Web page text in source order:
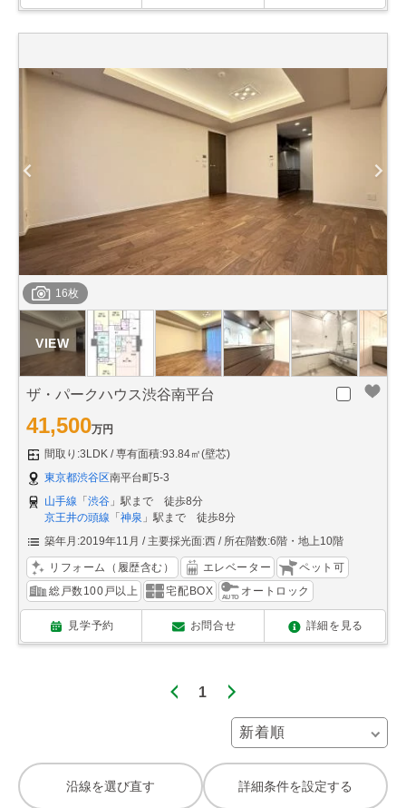
16枚
ザ・パークハウス渋谷南平台
41,500万円
間取り:3LDK
専有面積:93.84㎡(壁芯)
東京都渋谷区南平台町5-3
山手線 「 渋谷 」駅まで 徒歩8分
京王井の頭線 「 神泉 」駅まで 徒歩8分
築年月:2019年11月
主要採光面:西 所在階数:6階・地上10階
リフォーム（履歴含む） エレベーター
ペット可
総戸数100戸以上
宅配BOX オートロック
見学予約 お問合せ 詳細を見る
1
沿線を選び直す 詳細条件を設定する